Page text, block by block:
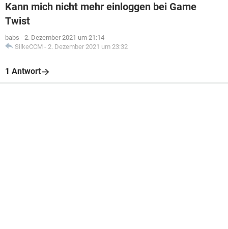
Kann mich nicht mehr einloggen bei Game
Twist
babs - 2. Dezember 2021 um 21:14
SilkeCCM - 2. Dezember 2021 um 23:32
1 Antwort